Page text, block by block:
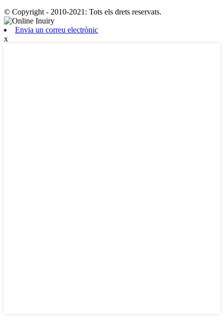
© Copyright - 2010-2021: Tots els drets reservats.
Envia un correu electrònic
x